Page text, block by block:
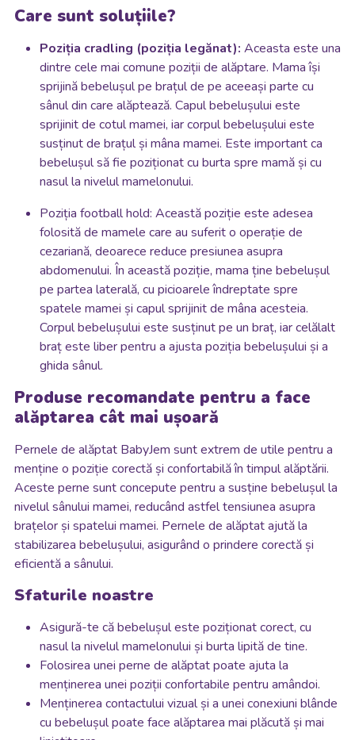
Care sunt soluțiile?
Poziția cradling (poziția legănat): Aceasta este una
dintre cele mai comune poziții de alăptare. Mama își
sprijină bebelușul pe brațul de pe aceeași parte cu
sânul din care alăptează. Capul bebelușului este
sprijinit de cotul mamei, iar corpul bebelușului este
susținut de brațul și mâna mamei. Este important ca
bebelușul să fie poziționat cu burta spre mamă și cu
nasul la nivelul mamelonului.
Poziția football hold: Această poziție este adesea
folosită de mamele care au suferit o operație de
cezariană, deoarece reduce presiunea asupra
abdomenului. În această poziție, mama ține bebelușul
pe partea laterală, cu picioarele îndreptate spre
spatele mamei și capul sprijinit de mâna acesteia.
Corpul bebelușului este susținut pe un braț, iar celălalt
braț este liber pentru a ajusta poziția bebelușului și a
ghida sânul.
Produse recomandate pentru a face
alăptarea cât mai ușoară
Pernele de alăptat BabyJem sunt extrem de utile pentru a
menține o poziție corectă și confortabilă în timpul alăptării.
Aceste perne sunt concepute pentru a susține bebelușul la
nivelul sânului mamei, reducând astfel tensiunea asupra
brațelor și spatelui mamei. Pernele de alăptat ajută la
stabilizarea bebelușului, asigurând o prindere corectă și
eficientă a sânului.
Sfaturile noastre
Asigură-te că bebelușul este poziționat corect, cu
nasul la nivelul mamelonului și burta lipită de tine.
Folosirea unei perne de alăptat poate ajuta la
menținerea unei poziții confortabile pentru amândoi.
Menținerea contactului vizual și a unei conexiuni blânde
cu bebelușul poate face alăptarea mai plăcută și mai